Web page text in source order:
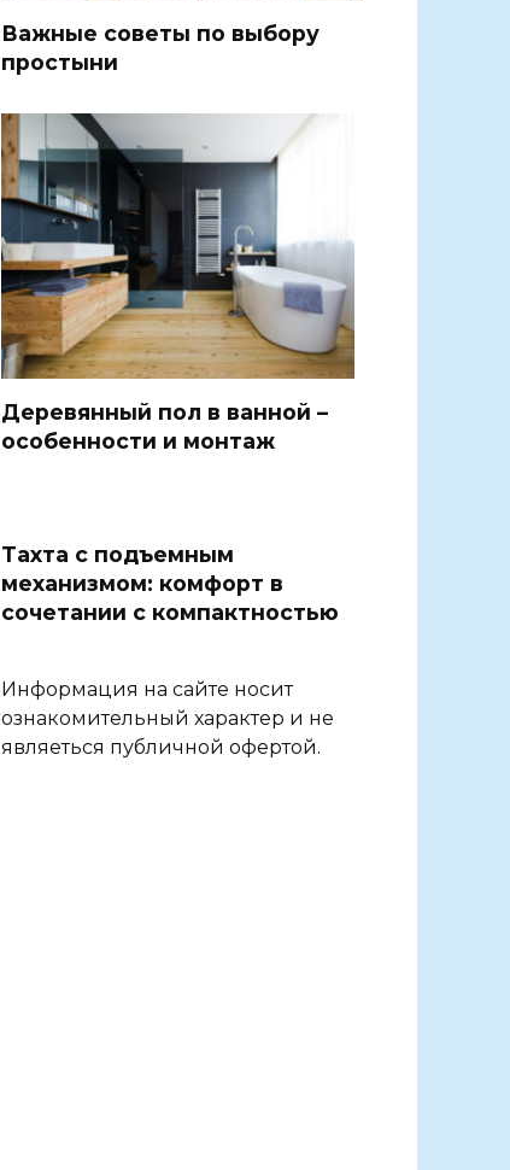
Важные советы по выбору
простыни
Деревянный пол в ванной –
особенности и монтаж
Тахта с подъемным
механизмом: комфорт в
сочетании с компактностью
Информация на сайте носит
ознакомительный характер и не
являеться публичной офертой.